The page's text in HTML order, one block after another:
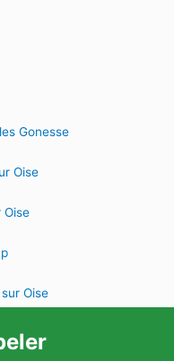
Gonesse
Oise
Oise
Oise